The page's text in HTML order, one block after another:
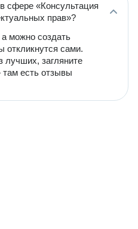
сфере «Консультация
прав»?
а можно создать
откликнутся сами.
лучших, загляните
есть отзывы